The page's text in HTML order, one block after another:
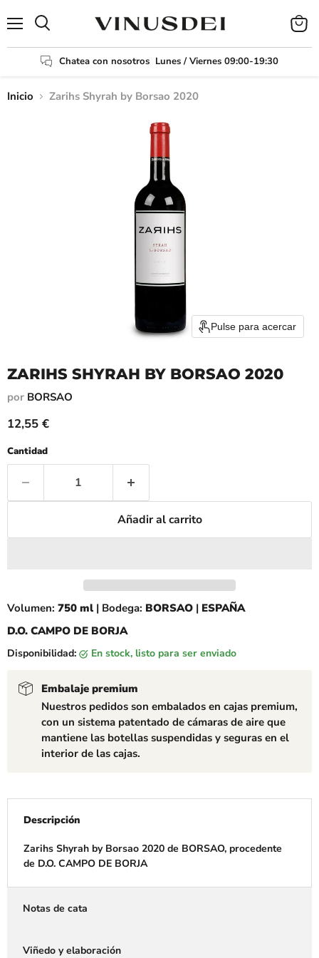
Chatea con nosotros Lunes / Viernes 09:00-19:30
Ver
Inicio Zarihs Shyrah by Borsao 2020
Pulse para acercar
ZARIHS SHYRAH BY BORSAO 2020
por BORSAO
Precio actual
12,55 €
Cantidad
Añadir al carrito
Volumen: 750 ml | Bodega: BORSAO | ESPAÑA
D.O. CAMPO DE BORJA
Disponibilidad: en stock, listo para ser enviado
Embalaje premium
Nuestros pedidos son embalados en cajas premium,
con un sistema patentado de cámaras de aire que
mantiene las botellas suspendidas y seguras en el
interior de las cajas.
Descripción
Zarihs Shyrah by Borsao 2020 de BORSAO, procedente
de D.O. CAMPO DE BORJA
Notas de cata
Viñedo y elaboración